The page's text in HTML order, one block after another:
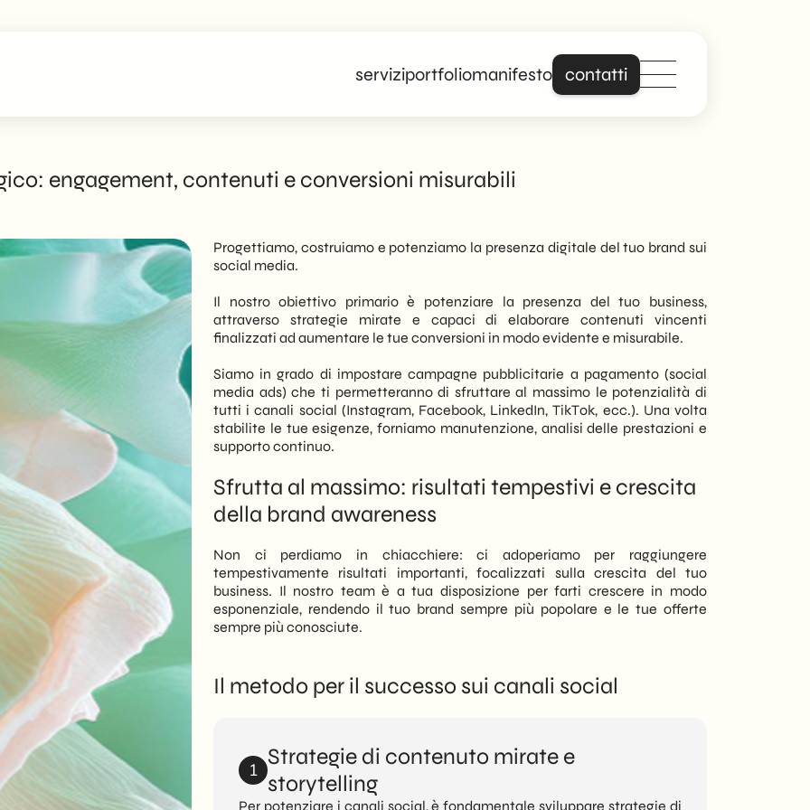
serviziportfoliomanifesto contatti
Distinguiti online
te.
Forte di anni di
esperienza nella
professionali e
responsive, offriamo
soluzioni digitali su
esigenza - aziendale
o privata.
engagement, contenuti e conversioni misurabili
Progettiamo, costruiamo e potenziamo la presenza digitale del tuo brand sui
social media.
Il nostro obiettivo primario è potenziare la presenza del tuo business,
attraverso strategie mirate e capaci di elaborare contenuti vincenti
finalizzati ad aumentare le tue conversioni in modo evidente e misurabile.
Siamo in grado di impostare campagne pubblicitarie a pagamento (social
media ads) che ti permetteranno di sfruttare al massimo le potenzialità di
tutti i canali social (Instagram, Facebook, LinkedIn, TikTok, ecc.). Una volta
stabilite le tue esigenze, forniamo manutenzione, analisi delle prestazioni e
supporto continuo.
Sfrutta al massimo: risultati tempestivi e crescita
della brand awareness
Non ci perdiamo in chiacchiere: ci adoperiamo per raggiungere
tempestivamente risultati importanti, focalizzati sulla crescita del tuo
business. Il nostro team è a tua disposizione per farti crescere in modo
esponenziale, rendendo il tuo brand sempre più popolare e le tue offerte
sempre più conosciute.
Il metodo per il successo sui canali social
1 Strategie di contenuto mirate e
storytelling
Per potenziare i canali social, è fondamentale sviluppare strategie di